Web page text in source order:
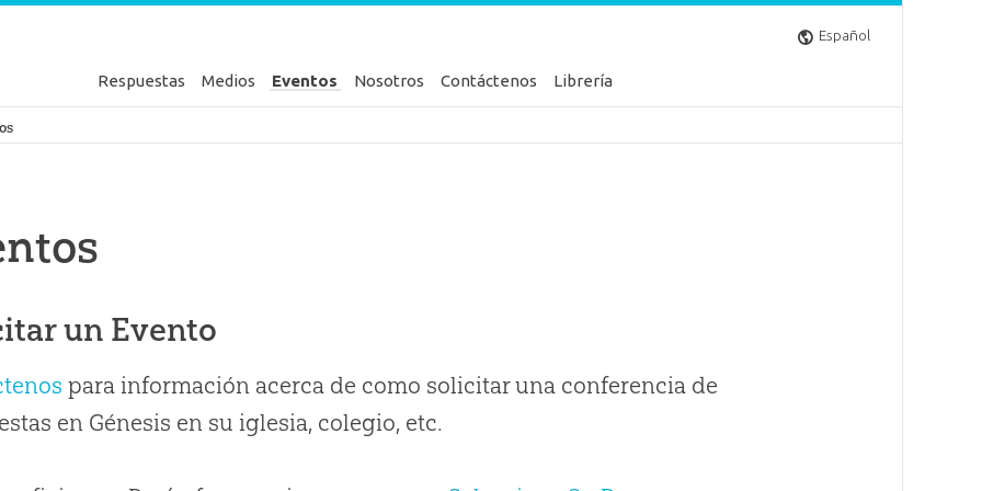
Español
Respuestas Medios Eventos Nosotros Contáctenos Librería
Génesis
un Evento
para información acerca de como solicitar una conferencia de
en Génesis en su iglesia, colegio, etc.